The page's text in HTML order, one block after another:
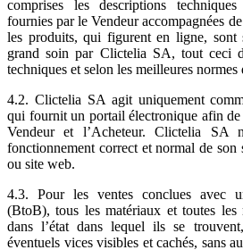
comprises les descriptions
fournies par le Vendeur accompagnées
les produits, qui figurent en ligne, sont
grand soin par Clictelia SA, tout ceci
techniques et selon les meilleures normes
4.2. Clictelia SA agit uniquement
qui fournit un portail électronique afin de
Vendeur et l’Acheteur. Clictelia SA
fonctionnement correct et normal de son
ou site web.
4.3. Pour les ventes conclues avec
(BtoB), tous les matériaux et toutes les
dans l’état dans lequel ils se
éventuels vices visibles et cachés, sans